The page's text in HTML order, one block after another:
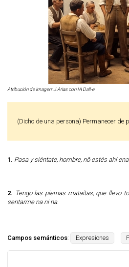
Atribución de imagen: J.Arias con IA Dall-e
(dicho de una persona) Permanecer de
1. Pasa y siéntate, hombre, nô estés ahí
2. Tengo las piernas mataítas, que llevo
sentarme na ni na.
Campos semánticos: Expresiones